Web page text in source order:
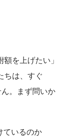
を上げたい」
ちは、すぐ
。まず問いか
ているのか